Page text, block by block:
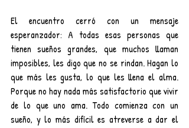
El encuentro cerró con un mensaje
esperanzador: A todas esas personas que
tienen sueños grandes, que muchos llaman
imposibles, les digo que no se rindan. Hagan lo
que más les gusta, lo que les llena el alma.
Porque no hay nada más satisfactorio que vivir
de lo que uno ama. Todo comienza con un
sueño, y lo más difícil es atreverse a dar el